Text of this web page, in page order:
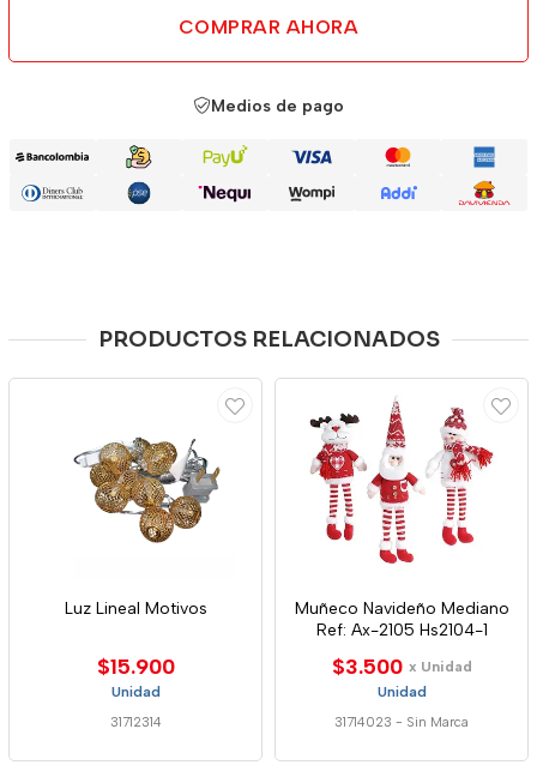
COMPRAR AHORA
Medios de pago
PRODUCTOS RELACIONADOS
Luz Lineal Motivos
$15.900
Unidad
31712314
Muñeco Navideño Mediano
Ref: Ax-2105 Hs2104-1
$3.500 x Unidad
Unidad
31714023 - Sin Marca